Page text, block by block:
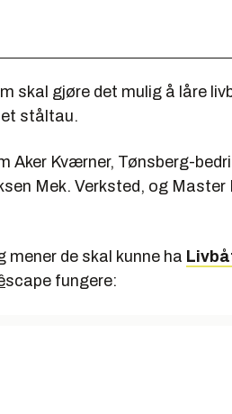
skal gjøre det mulig å låre
et ståltau.
Aker Kværner, Tønsberg-
Mek. Verksted, og Master
de skal kunne ha
scape fungere: